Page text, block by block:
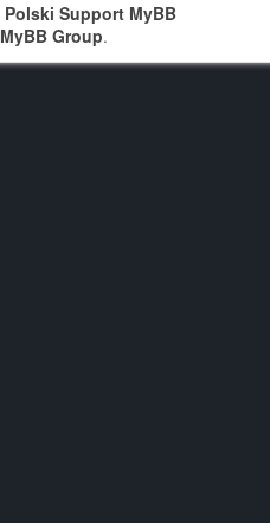
Polski Support MyBB
MyBB Group.